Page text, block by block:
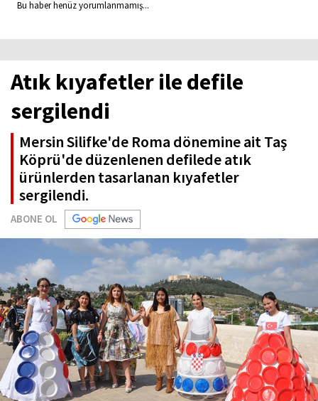
Bu haber henüz yorumlanmamış...
Atık kıyafetler ile defile
sergilendi
Mersin Silifke'de Roma dönemine ait Taş
Köprü'de düzenlenen defilede atık
ürünlerden tasarlanan kıyafetler
sergilendi.
ABONE OL